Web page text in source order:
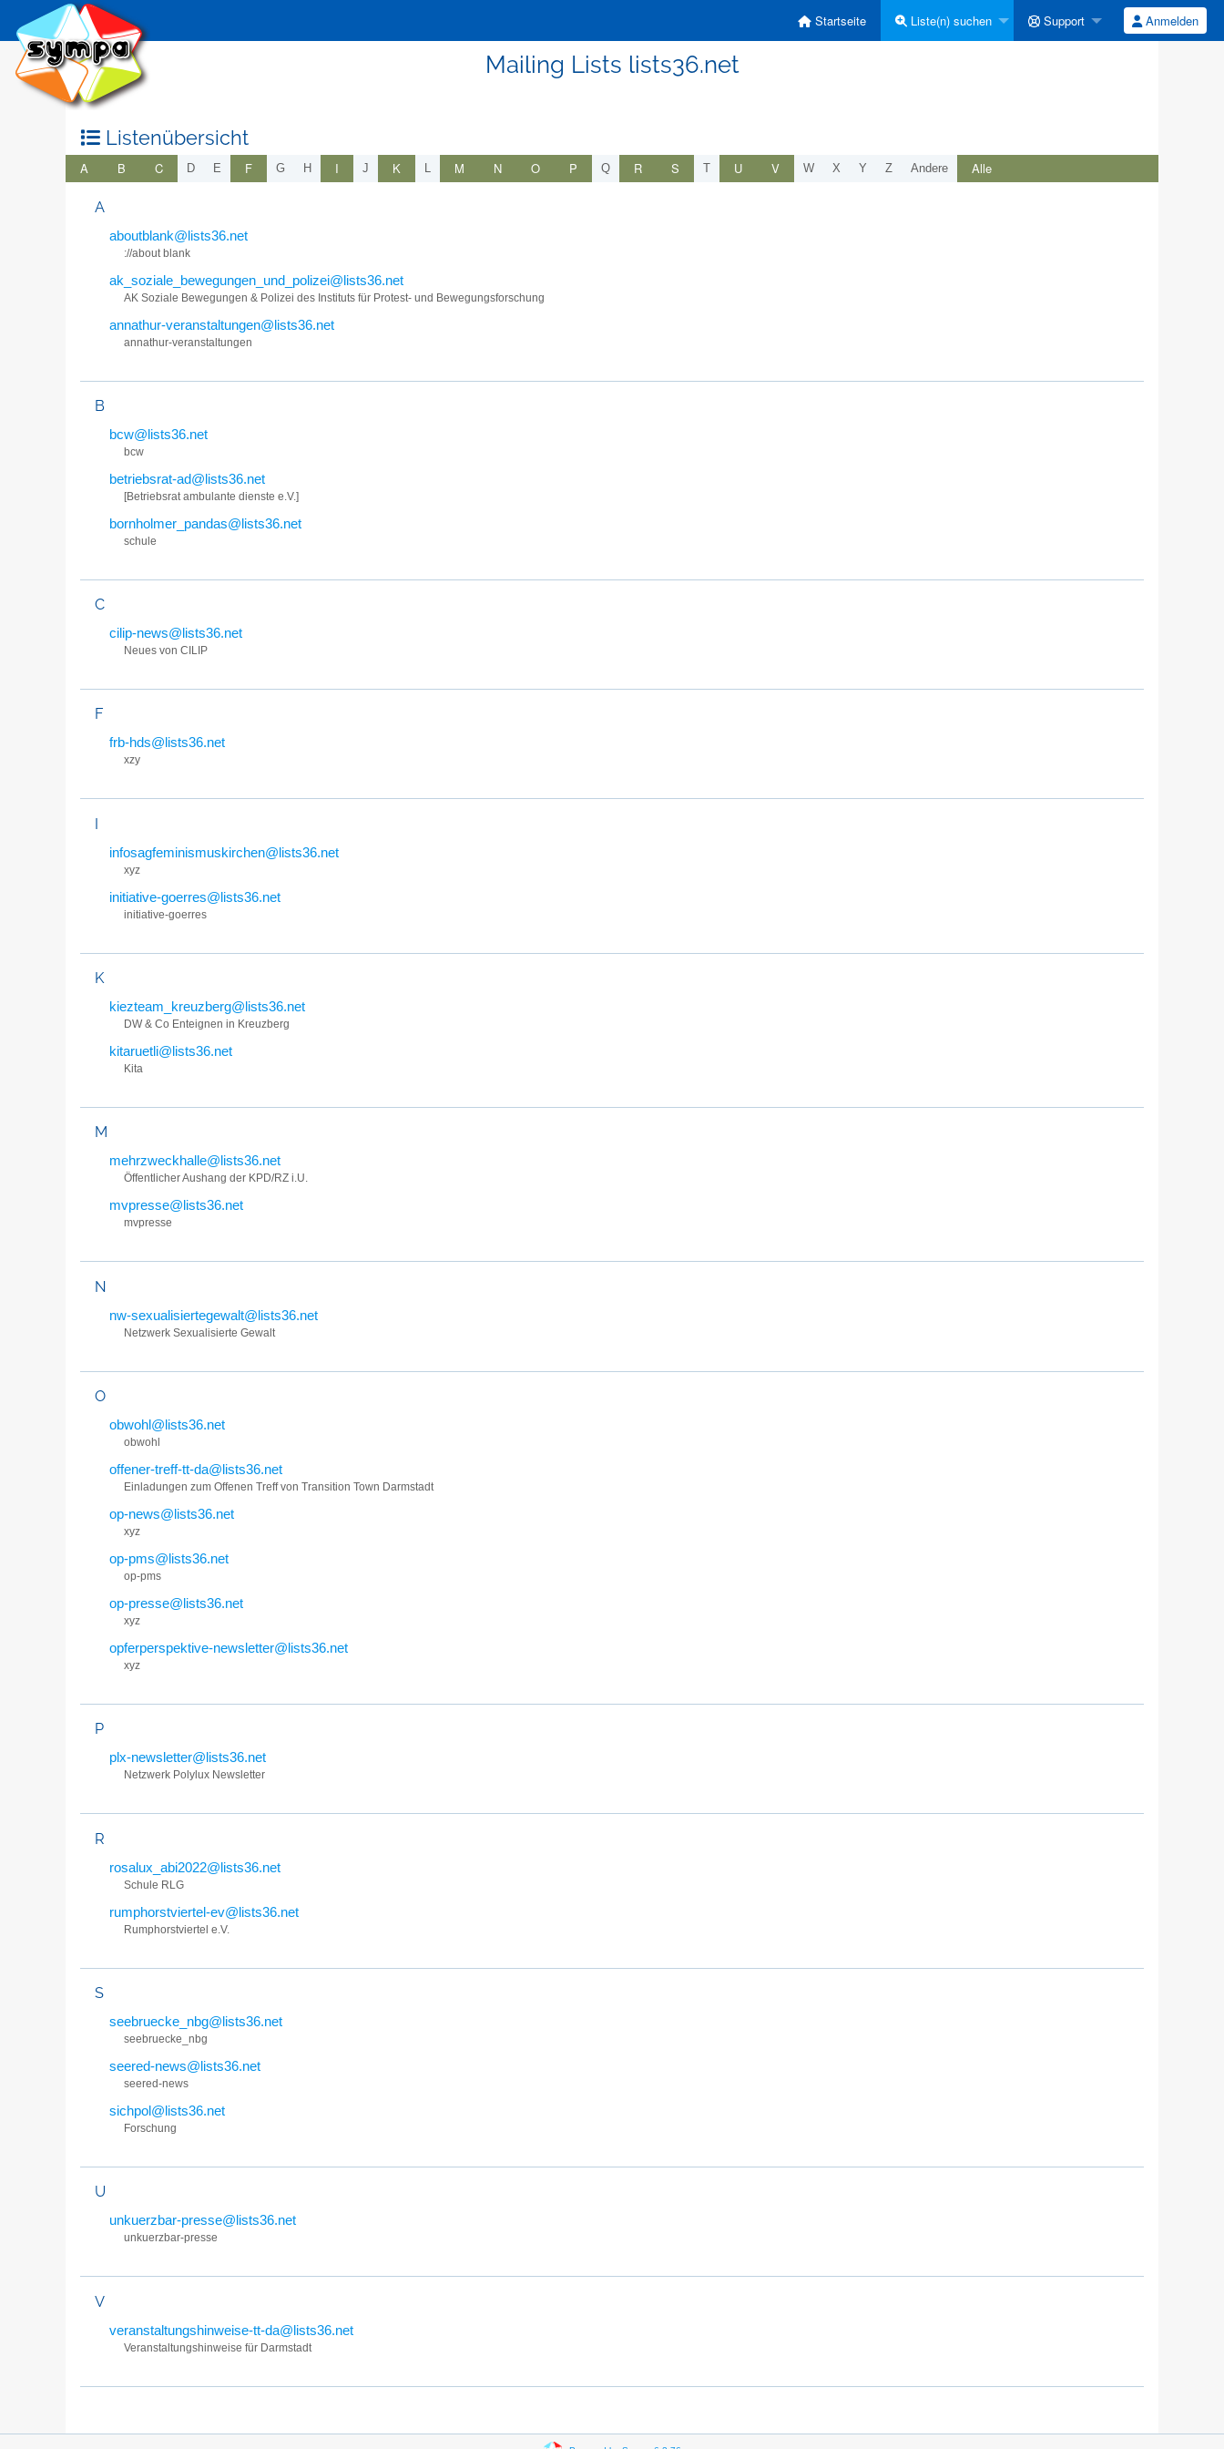
Startseite Liste(n) suchen Support Anmelden
Mailing Lists lists36.net
Listenübersicht
A B C D E F G H I J K L M N O P Q R S T U V W X Y Z Andere Alle
A
aboutblank@lists36.net
://about blank
ak_soziale_bewegungen_und_polizei@lists36.net
AK Soziale Bewegungen & Polizei des Instituts für Protest- und Bewegungsforschung
annathur-veranstaltungen@lists36.net
annathur-veranstaltungen
B
bcw@lists36.net
bcw
betriebsrat-ad@lists36.net
[Betriebsrat ambulante dienste e.V.]
bornholmer_pandas@lists36.net
schule
C
cilip-news@lists36.net
Neues von CILIP
F
frb-hds@lists36.net
xzy
I
infosagfeminismuskirchen@lists36.net
xyz
initiative-goerres@lists36.net
initiative-goerres
K
kiezteam_kreuzberg@lists36.net
DW & Co Enteignen in Kreuzberg
kitaruetli@lists36.net
Kita
M
mehrzweckhalle@lists36.net
Öffentlicher Aushang der KPD/RZ i.U.
mvpresse@lists36.net
mvpresse
N
nw-sexualisiertegewalt@lists36.net
Netzwerk Sexualisierte Gewalt
O
obwohl@lists36.net
obwohl
offener-treff-tt-da@lists36.net
Einladungen zum Offenen Treff von Transition Town Darmstadt
op-news@lists36.net
xyz
op-pms@lists36.net
op-pms
op-presse@lists36.net
xyz
opferperspektive-newsletter@lists36.net
xyz
P
plx-newsletter@lists36.net
Netzwerk Polylux Newsletter
R
rosalux_abi2022@lists36.net
Schule RLG
rumphorstviertel-ev@lists36.net
Rumphorstviertel e.V.
S
seebruecke_nbg@lists36.net
seebruecke_nbg
seered-news@lists36.net
seered-news
sichpol@lists36.net
Forschung
U
unkuerzbar-presse@lists36.net
unkuerzbar-presse
V
veranstaltungshinweise-tt-da@lists36.net
Veranstaltungshinweise für Darmstadt